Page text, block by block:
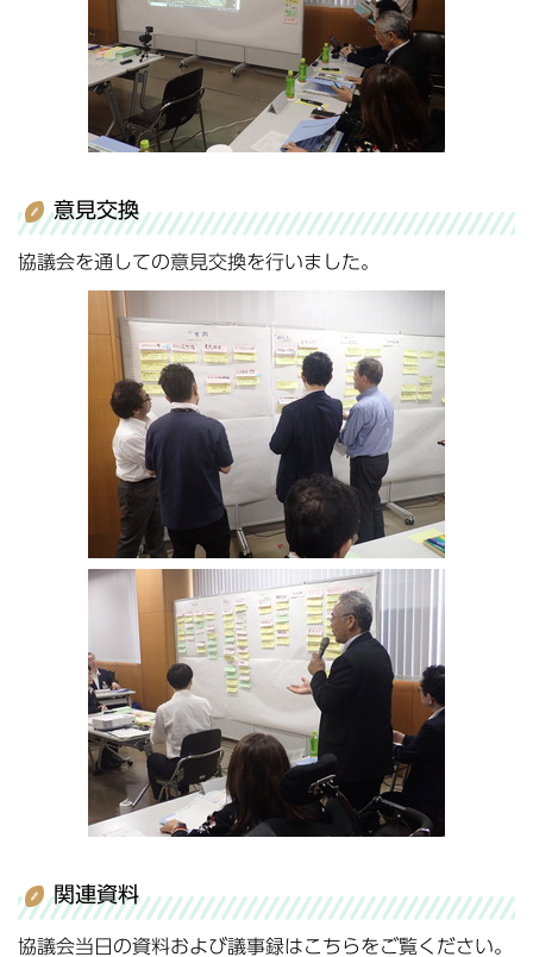
意見交換
協議会を通しての意見交換を行いました。
関連資料
協議会当日の資料および議事録はこちらをご覧ください。